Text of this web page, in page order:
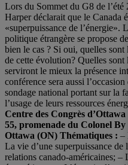
Lors du Sommet du G8 de l’été
Harper déclarait que le Canada
«superpuissance de l’énergie».
politique étrangère se propose
bien le cas ? Si oui, quelles sont
de cette évolution? Quelles
serviront le mieux la présence
conférence sera aussi l’occasion
sondage national portant sur la
l’usage de leurs ressources
Centre des Congrès d’Ottawa
55, promenade du Colonel By
Ottawa (ON) Thématiques : –
La vie d’une superpuissance de
relations canado-américaines; –